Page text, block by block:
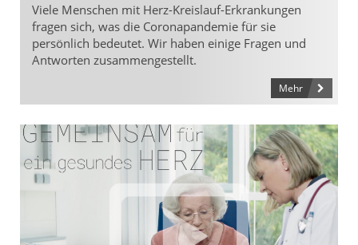
Viele Menschen mit Herz-Kreislauf-Erkrankungen
fragen sich, was die Coronapandemie für sie
persönlich bedeutet. Wir haben einige Fragen und
Antworten zusammengestellt.
Mehr